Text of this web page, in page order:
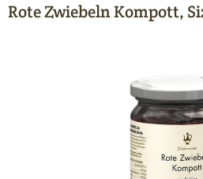
Rote Zwiebeln Kompott,